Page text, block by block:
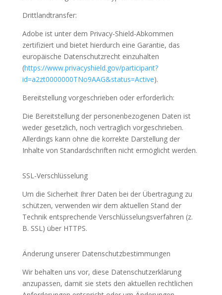
Drittlandtransfer:
Adobe ist unter dem Privacy-Shield-Abkommen
zertifiziert und bietet hierdurch eine Garantie, das
europäische Datenschutzrecht einzuhalten
(https://www.privacyshield.gov/participant?
id=a2zt0000000TNo9AAG&status=Active).
Bereitstellung vorgeschrieben oder erforderlich:
Die Bereitstellung der personenbezogenen Daten ist
weder gesetzlich, noch vertraglich vorgeschrieben.
Allerdings kann ohne die korrekte Darstellung der
Inhalte von Standardschriften nicht ermöglicht werden.
SSL-Verschlüsselung
Um die Sicherheit Ihrer Daten bei der Übertragung zu
schützen, verwenden wir dem aktuellen Stand der
Technik entsprechende Verschlüsselungsverfahren (z.
B. SSL) über HTTPS.
Änderung unserer Datenschutzbestimmungen
Wir behalten uns vor, diese Datenschutzerklärung
anzupassen, damit sie stets den aktuellen rechtlichen